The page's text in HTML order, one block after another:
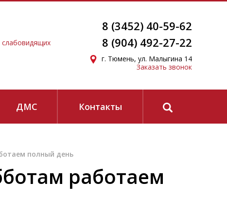
8 (3452) 40-59-62
8 (904) 492-27-22
г. Тюмень, ул. Малыгина 14
Заказать звонок
слабовидящих
ДМС Контакты
полный день
работаем